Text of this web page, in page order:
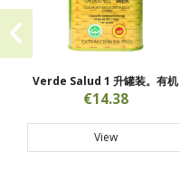
Verde Salud 1 升罐装。有机
€14.38
View